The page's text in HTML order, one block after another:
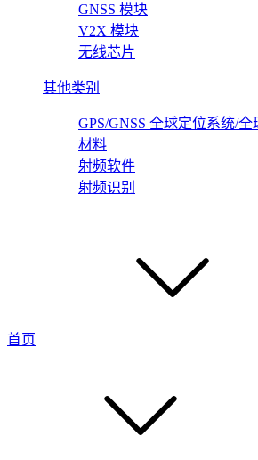
GNSS 模块
V2X 模块
无线芯片
其他类别
GPS/GNSS 全球定位系统/
材料
射频软件
射频识别
首页